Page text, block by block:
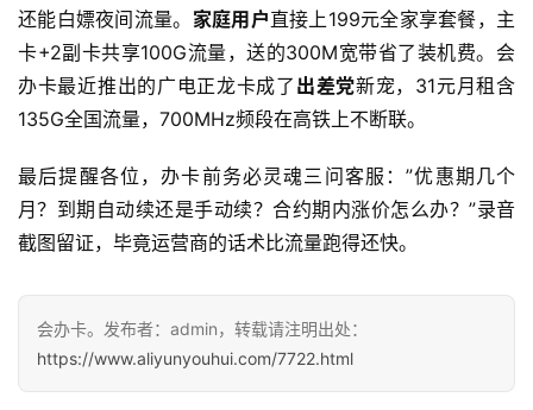
W
i
F
i
快
讯
更
面
还能白嫖夜间流量。 家庭用户直接上199元全家享套餐，主
卡+2副卡共享100G流量，送的300M宽带省了装机费。会
办卡最近推出的广电正龙卡成了 出差党新宠，31元月租含
135G全国流量，700MHz频段在高铁上不断联。
最后提醒各位，办卡前务必灵魂三问客服：”优惠期几个
月？到期自动续还是手动续？合约期内涨价怎么办？”录音
截图留证，毕竟运营商的话术比流量跑得还快。
会办卡。发布者：admin，转载请注明出处：
https://www.aliyunyouhui.com/7722.html